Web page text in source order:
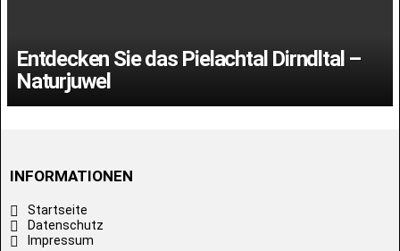
Entdecken Sie das Pielachtal Dirndltal –
Naturjuwel
INFORMATIONEN
Startseite
Datenschutz
Impressum